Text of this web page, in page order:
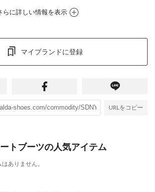
らに詳しい情報を表示
マイブランドに登録
URLをコピー
トブーツの人気アイテム
ありません。